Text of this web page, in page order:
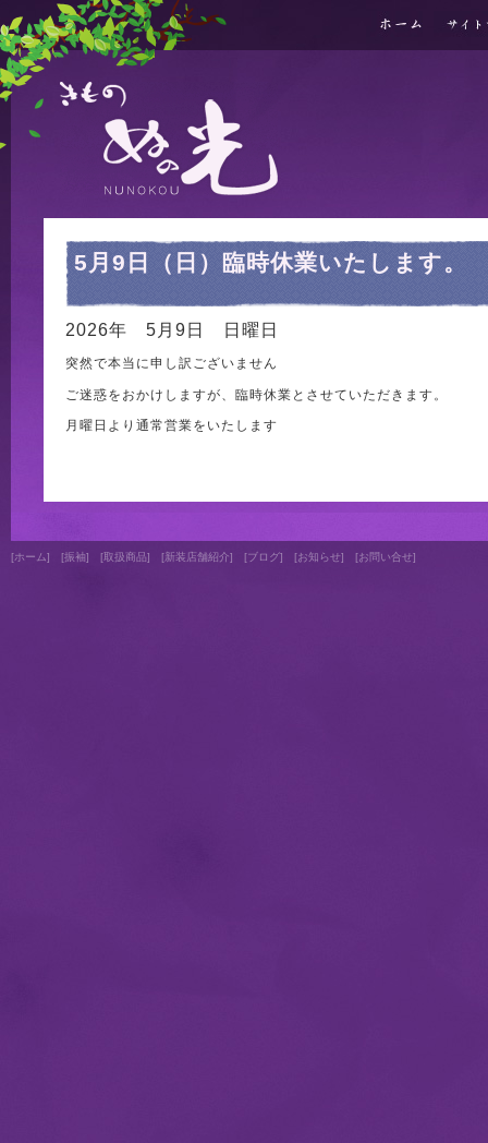
きもの ぬの光
ホーム サイトマ
5月9日（日）臨時休業いたします。
2026年 5月9日 日曜日
突然で本当に申し訳ございません
ご迷惑をおかけしますが、臨時休業とさせていただきます。
月曜日より通常営業をいたします
[ホーム] [振袖] [取扱商品] [新装店舗紹介] [ブログ] [お知らせ] [お問い合せ]